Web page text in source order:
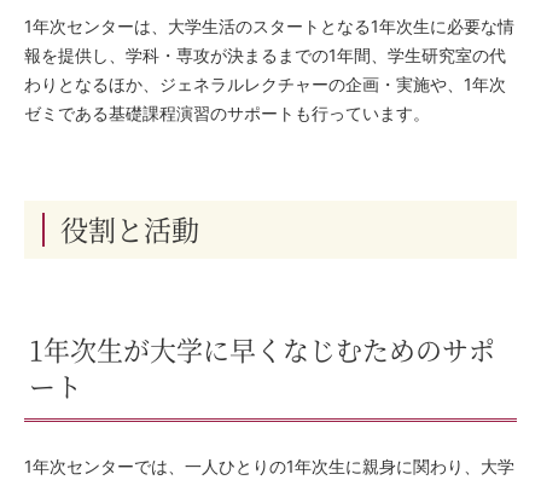
1年次センターは、大学生活のスタートとなる1年次生に必要な情
報を提供し、学科・専攻が決まるまでの1年間、学生研究室の代
わりとなるほか、ジェネラルレクチャーの企画・実施や、1年次
ゼミである基礎課程演習のサポートも行っています。
役割と活動
1年次生が大学に早くなじむためのサポ
ート
1年次センターでは、一人ひとりの1年次生に親身に関わり、大学